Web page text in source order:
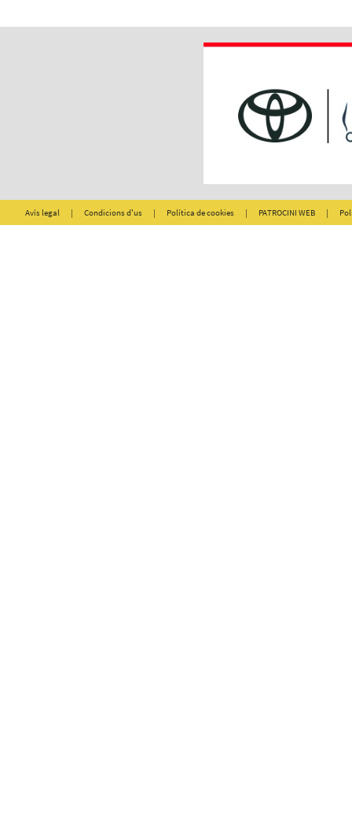
Avís legal | Condicions d'us | Política de cookies | PATROCINI WEB |